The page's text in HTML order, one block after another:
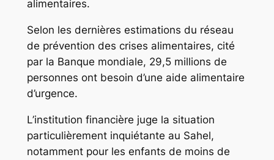
alimentaires.
Selon les dernières estimations du réseau
de prévention des crises alimentaires, cité
par la Banque mondiale, 29,5 millions de
personnes ont besoin d’une aide alimentaire
d’urgence.
L’institution financière juge la situation
particulièrement inquiétante au Sahel,
notamment pour les enfants de moins de